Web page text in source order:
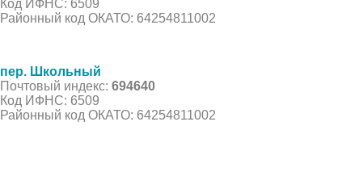
Код ИФНС: 6509
Районный код ОКАТО: 64254811002
пер. Школьный
Почтовый индекс: 694640
Код ИФНС: 6509
Районный код ОКАТО: 64254811002